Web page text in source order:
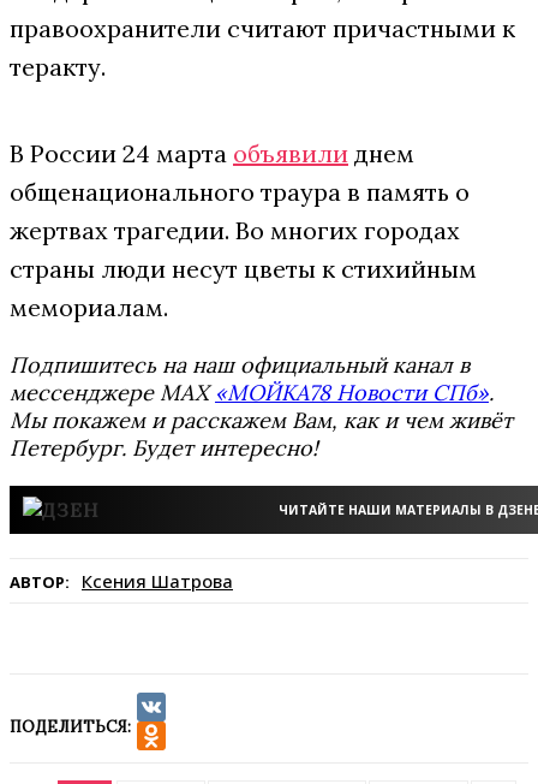
правоохранители считают причастными к
теракту.
В России 24 марта объявили днем
общенационального траура в память о
жертвах трагедии. Во многих городах
страны люди несут цветы к стихийным
мeмориалам.
Подпишитесь на наш официальный канал в
мессенджере MAX«МОЙКА78 Новости СПб».
Мы покажем и расскажем Вам, как и чем живёт
Петербург. Будет интересно!
ЧИТАЙТЕ НАШИ МАТЕРИАЛЫ В
АВТОР: Ксения Шатрова
ПОДЕЛИТЬСЯ:
VK